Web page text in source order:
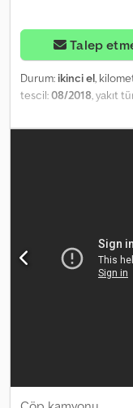
Talep
Durum: ikinci el,
tescil:08/2018, yakıt
toplam uzunluk:3.650
finansman imkanı!!!!
etmekten memnuniyet
satış için değişiklikler